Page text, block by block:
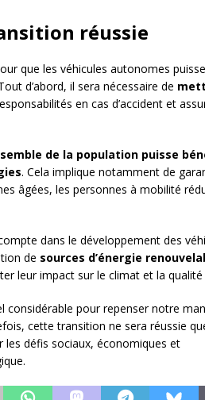
réussie
que les véhicules autonomes
d’abord, il sera nécessaire de
en cas d’accident et
de la population puisse
. Cela implique notamment de
âgées, les personnes à mobilité
dans le développement des
de sources d’énergie
leur impact sur le climat et la qualité
pour repenser notre
cette transition ne sera réussie
les défis sociaux, économiques et